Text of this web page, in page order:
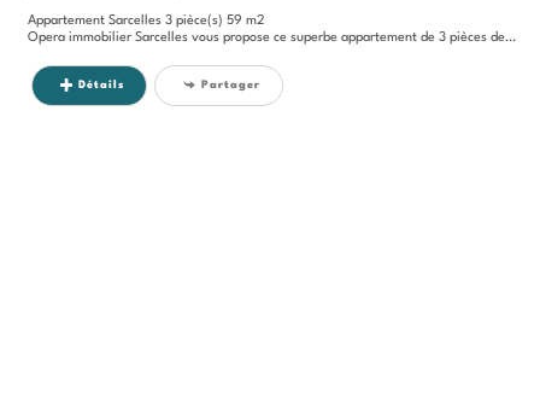
Appartement Sarcelles 3 pièce(s) 59 m2
Opera immobilier Sarcelles vous propose ce superbe appartement de 3 pièces de 59 m² en bon état, situé au 6ème étage...
Détails Partager